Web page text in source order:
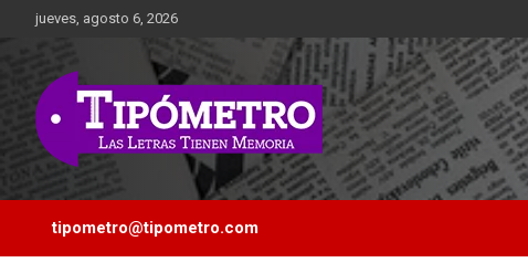
Saltarjueves, agosto 6, 2026
Tipometro
Las Letras Tienen Memoria
tipometro@tipometro.com